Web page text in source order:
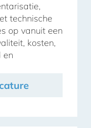
technische
op vanuit een
kosten,
en